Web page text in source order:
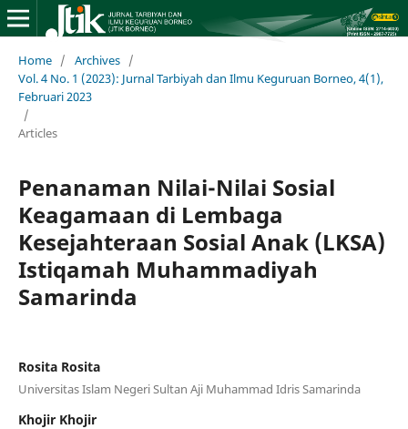
Home / Archives /
Vol. 4 No. 1 (2023): Jurnal Tarbiyah dan Ilmu Keguruan Borneo, 4(1),
Februari 2023
/
Articles
Penanaman Nilai-Nilai Sosial
Keagamaan di Lembaga
Kesejahteraan Sosial Anak (LKSA)
Istiqamah Muhammadiyah
Samarinda
Rosita Rosita
Universitas Islam Negeri Sultan Aji Muhammad Idris Samarinda
Khojir Khojir